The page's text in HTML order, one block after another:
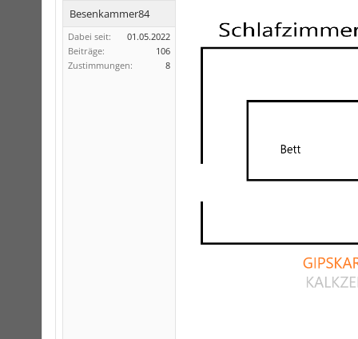
Besenkammer84
Dabei seit:
01.05.2022
Beiträge:
106
Zustimmungen:
8